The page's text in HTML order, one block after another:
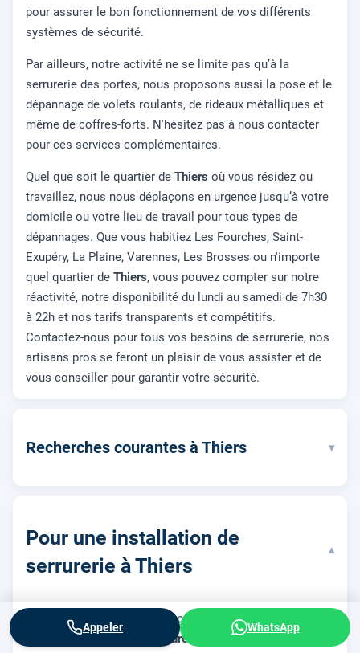
pour assurer le bon fonctionnement de vos différents
systèmes de sécurité.
Par ailleurs, notre activité ne se limite pas qu’à la
serrurerie des portes, nous proposons aussi la pose et le
dépannage de volets roulants, de rideaux métalliques et
même de coffres-forts. N'hésitez pas à nous contacter
pour ces services complémentaires.
Quel que soit le quartier de Thiers où vous résidez ou
travaillez, nous nous déplaçons en urgence jusqu’à votre
domicile ou votre lieu de travail pour tous types de
dépannages. Que vous habitiez Les Fourches, Saint-
Exupéry, La Plaine, Varennes, Les Brosses ou n'importe
quel quartier de Thiers, vous pouvez compter sur notre
réactivité, notre disponibilité du lundi au samedi de 7h30
à 22h et nos tarifs transparents et compétitifs.
Contactez-nous pour tous vos besoins de serrurerie, nos
artisans pros se feront un plaisir de vous assister et de
vous conseiller pour garantir votre sécurité.
Recherches courantes à Thiers ▾
Pour une installation de
serrurerie à Thiers
▾
artisans serruriers
compétents offrent une large
gamme de services de serrurerie
dans votre localité,
Appeler WhatsApp